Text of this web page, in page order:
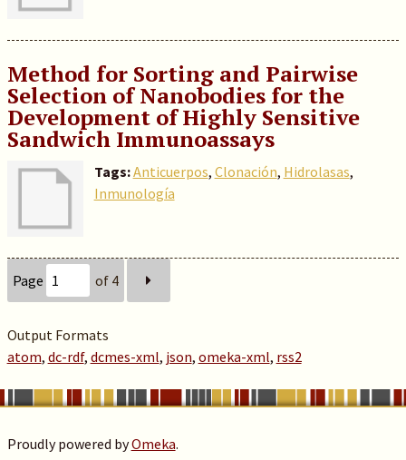
Method for Sorting and Pairwise
Selection of Nanobodies for the
Development of Highly Sensitive
Sandwich Immunoassays
Tags:Anticuerpos, Clonación, Hidrolasas,
Inmunología
Page of 4
Output Formats
atom, dc-rdf, dcmes-xml, json, omeka-xml, rss2
Proudly powered byOmeka.